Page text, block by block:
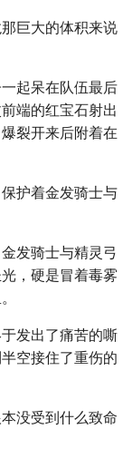
巨大的体积来说
起呆在队伍最后
端的红宝石射出
裂开来后附着在
护着金发骑士与
发骑士与精灵弓
，硬是冒着毒雾
发出了痛苦的嘶
空接住了重伤的
没受到什么致命